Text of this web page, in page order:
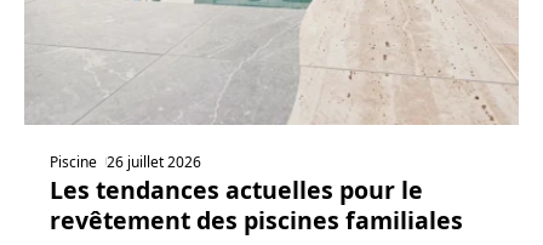
Piscine 26 juillet 2026
Les tendances actuelles pour le
revêtement des piscines familiales